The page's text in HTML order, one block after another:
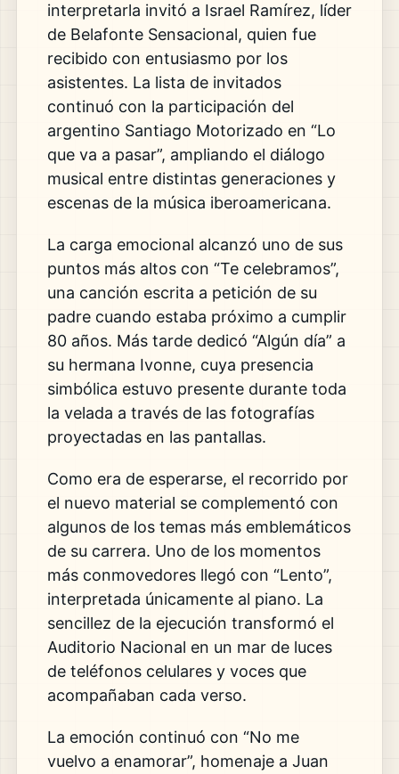
interpretarla invitó a Israel Ramírez, líder
de Belafonte Sensacional, quien fue
recibido con entusiasmo por los
asistentes. La lista de invitados
continuó con la participación del
argentino Santiago Motorizado en “Lo
que va a pasar”, ampliando el diálogo
musical entre distintas generaciones y
escenas de la música iberoamericana.
La carga emocional alcanzó uno de sus
puntos más altos con “Te celebramos”,
una canción escrita a petición de su
padre cuando estaba próximo a cumplir
80 años. Más tarde dedicó “Algún día” a
su hermana Ivonne, cuya presencia
simbólica estuvo presente durante toda
la velada a través de las fotografías
proyectadas en las pantallas.
Como era de esperarse, el recorrido por
el nuevo material se complementó con
algunos de los temas más emblemáticos
de su carrera. Uno de los momentos
más conmovedores llegó con “Lento”,
interpretada únicamente al piano. La
sencillez de la ejecución transformó el
Auditorio Nacional en un mar de luces
de teléfonos celulares y voces que
acompañaban cada verso.
La emoción continuó con “No me
vuelvo a enamorar”, homenaje a Juan